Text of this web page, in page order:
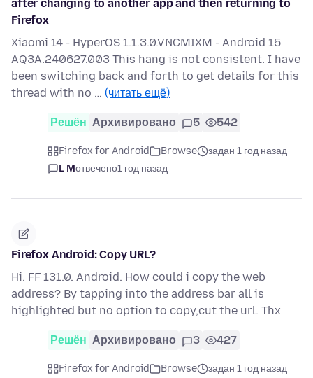
after changing to another app and then returning to
Firefox
Xiaomi 14 - HyperOS 1.1.3.0.VNCMIXM - Android 15
AQ3A.240627.003 This hang is not consistent. I have
been switching back and forth to get details for this
thread with no … (читать ещё)
Решён Архивировано 5 542
Firefox for Android Browse
задан 1 год назад
L Mотвечено1 год назад
Firefox Android: Copy URL?
Hi. FF 131.0. Android. How could i copy the web
address? By tapping into the address bar all is
highlighted but no option to copy,cut the url. Thx
Решён Архивировано 3 427
Firefox for Android Browse
задан 1 год назад